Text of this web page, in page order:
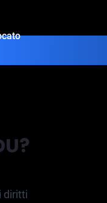
diritti